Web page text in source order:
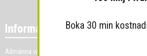
Information
Allmänna villkor
Boka 30 min